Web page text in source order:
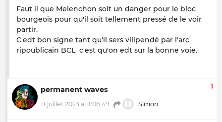
Faut il que Melenchon soit un danger pour le bloc
bourgeois pour qu'il soit tellement pressé de le voir
partir.
C'edt bon signe tant qu'il sers vilipendé par l'arc
ripoublicain BCL c'est qu'on edt sur la bonne voie.
permanent waves
11 juillet 2023 à 11:06:49 Simon
1